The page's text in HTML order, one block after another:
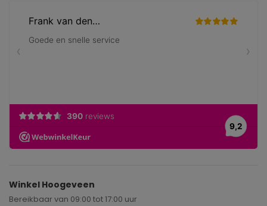
Winkel Hoogeveen
Bereikbaar van 09:00 tot 17:00 uur